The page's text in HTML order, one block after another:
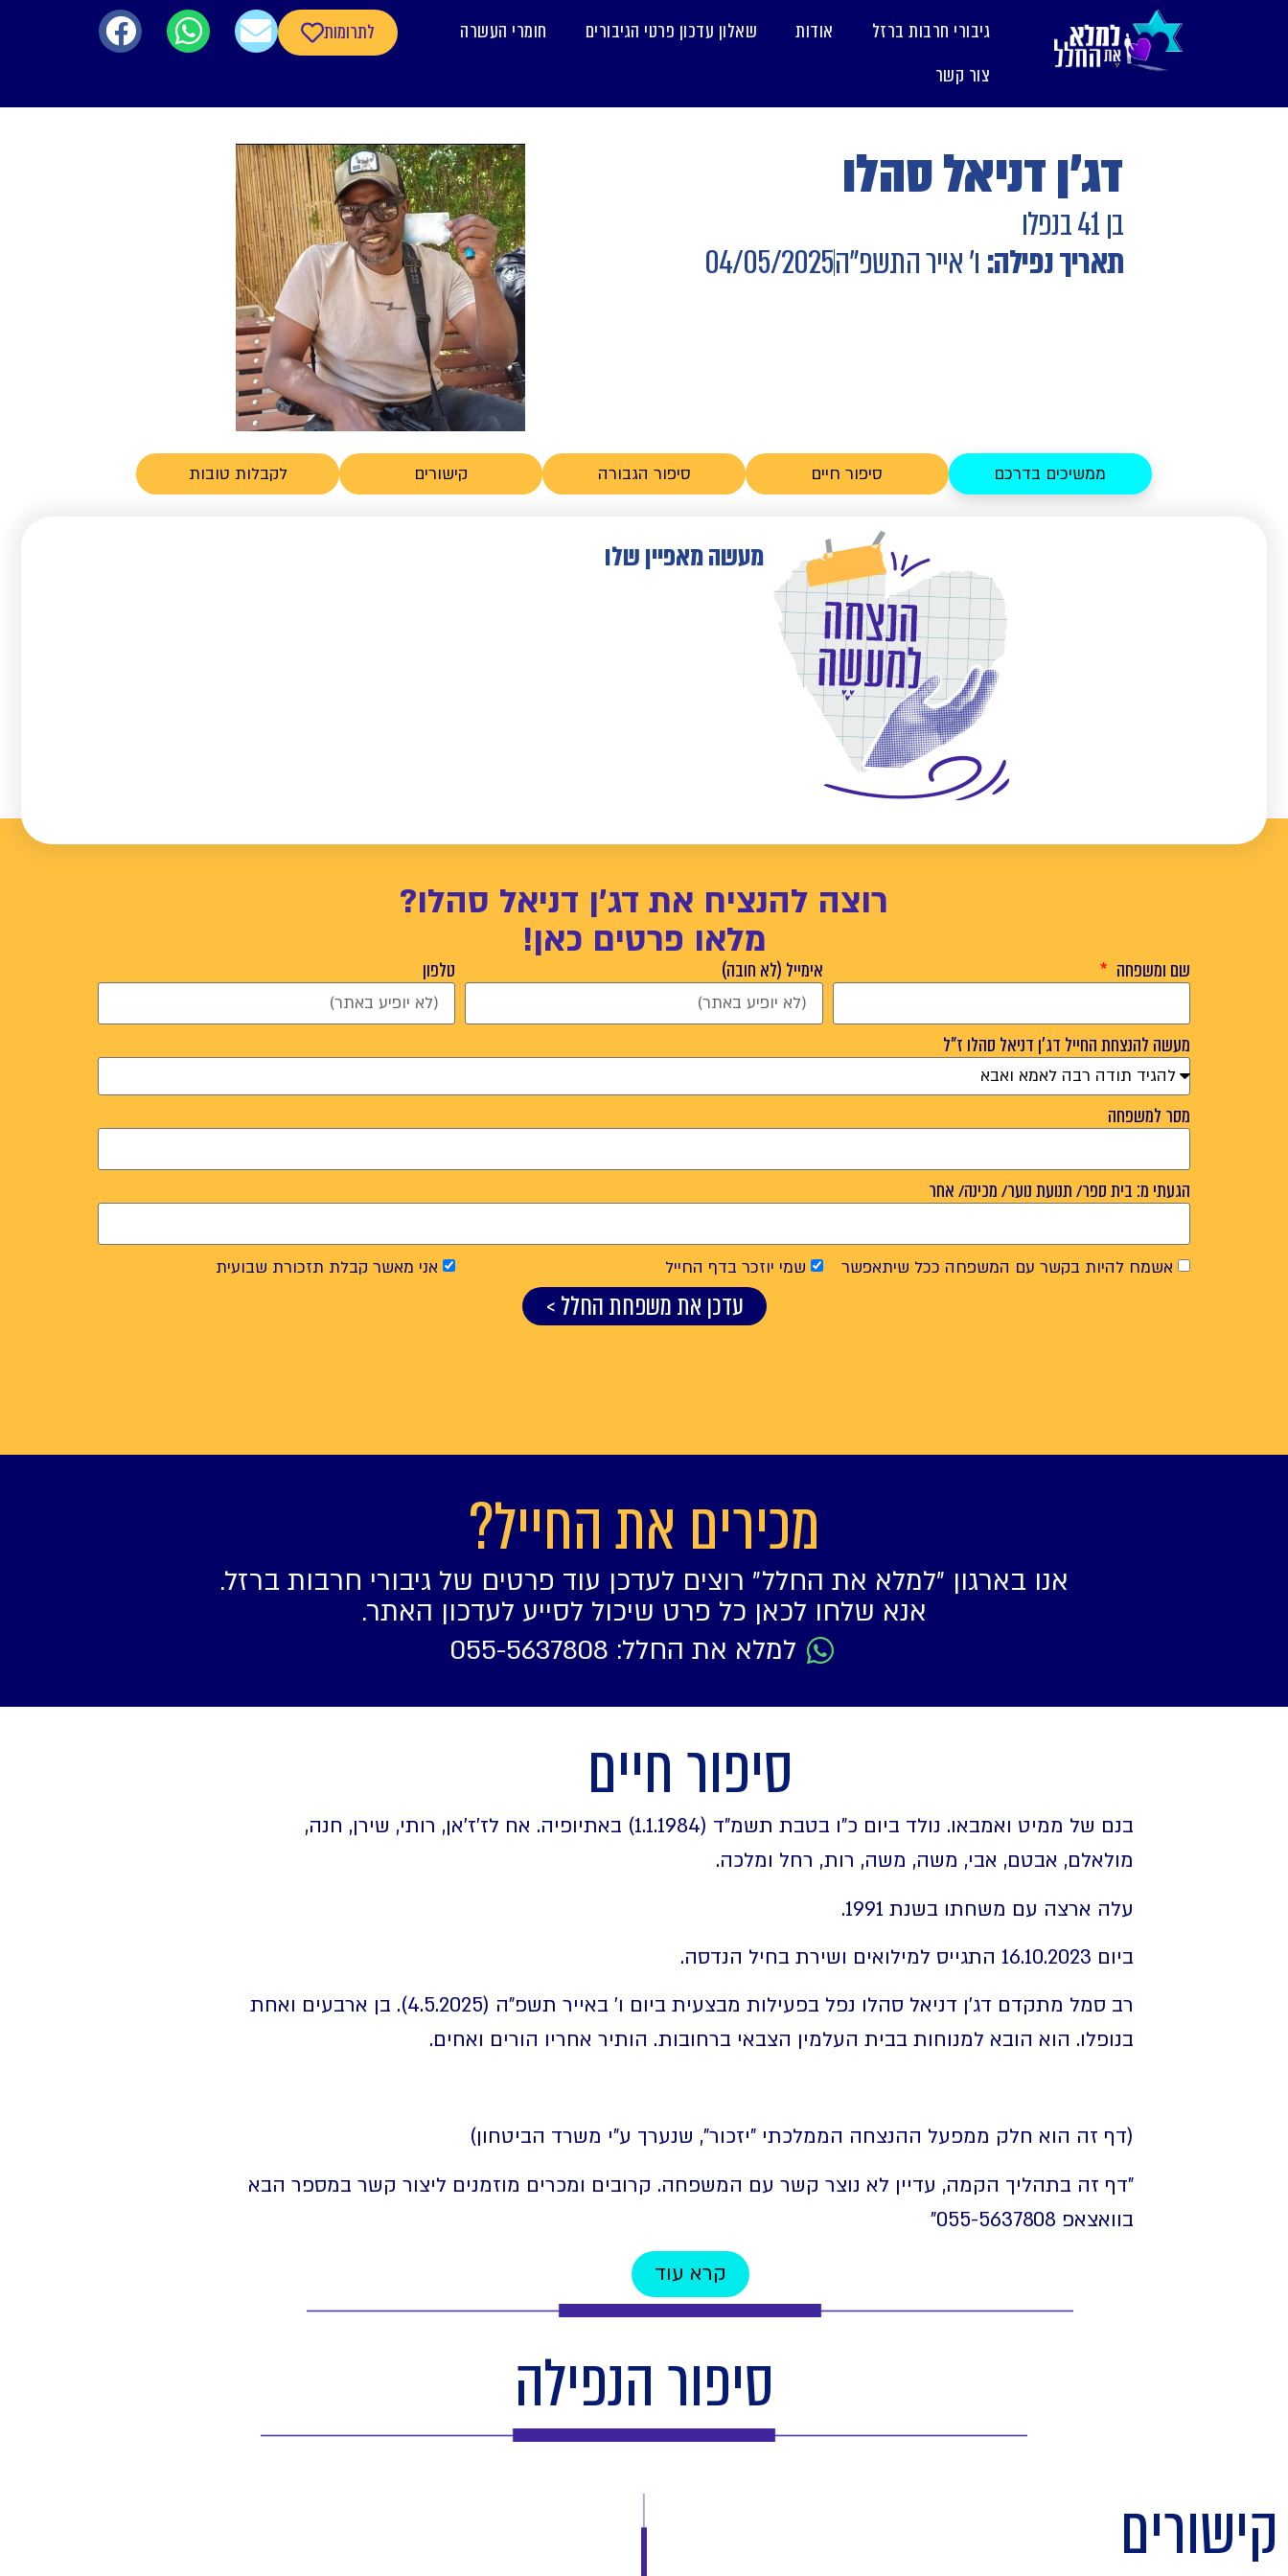
גיבורי חרבות ברזל אודות שאלון עדכון פרטי הגיבורים
חומרי העשרה
צור קשר
לתרומות
דג'ן דניאל סהלו
בן 41 בנפלו
תאריך נפילה: ו' אייר התשפ"ה04/05/2025
ממשיכים בדרכם סיפור חיים סיפור הגבורה קישורים לקבלות טובות
מעשה מאפיין שלו
רוצה להנציח את דג'ן דניאל סהלו?
מלאו פרטים כאן!
שם ומשפחה אימייל (לא חובה) טלפון
מעשה להנצחת החייל דג'ן דניאל סהלו ז"ל
מסר למשפחה
הגעתי מ: בית ספר/ תנועת נוער/ מכינה/ אחר
אשמח להיות בקשר עם המשפחה ככל שיתאפשר שמי יוזכר בדף החייל אני מאשר קבלת תזכורת שבועית
עדכן את משפחת החלל >
מכירים את החייל?
אנו בארגון ״למלא את החלל״ רוצים לעדכן עוד פרטים של גיבורי חרבות ברזל.
אנא שלחו לכאן כל פרט שיכול לסייע לעדכון האתר.
למלא את החלל: 055-5637808
סיפור חיים
בנם של ממיט ואמבאו. נולד ביום כ"ו בטבת תשמ"ד (1.1.1984) באתיופיה. אח לז'ז'אן, רותי, שירן, חנה,
מולאלם, אבטם, אבי, משה, משה, רות, רחל ומלכה.
עלה ארצה עם משחתו בשנת 1991.
ביום 16.10.2023 התגייס למילואים ושירת בחיל הנדסה.
רב סמל מתקדם דג'ן דניאל סהלו נפל בפעילות מבצעית ביום ו' באייר תשפ"ה (4.5.2025). בן ארבעים ואחת
בנופלו. הוא הובא למנוחות בבית העלמין הצבאי ברחובות. הותיר אחריו הורים ואחים.
(דף זה הוא חלק ממפעל ההנצחה הממלכתי "יזכור", שנערך ע"י משרד הביטחון)
"דף זה בתהליך הקמה, עדיין לא נוצר קשר עם המשפחה. קרובים ומכרים מוזמנים ליצור קשר במספר הבא
בוואצאפ 055-5637808⁩"
קרא עוד
סיפור הנפילה
קישורים